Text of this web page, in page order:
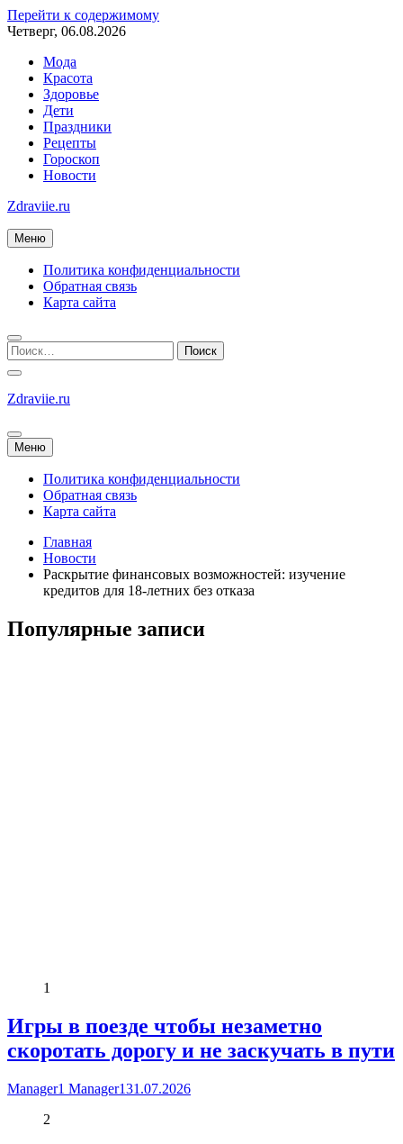
Перейти к содержимому
Четверг, 06.08.2026
Мода
Красота
Здоровье
Дети
Праздники
Рецепты
Гороскоп
Новости
Zdraviie.ru
Меню
Политика конфиденциальности
Обратная связь
Карта сайта
Zdraviie.ru
Меню
Политика конфиденциальности
Обратная связь
Карта сайта
Главная
Новости
Раскрытие финансовых возможностей: изучение
кредитов для 18-летних без отказа
Популярные записи
1
Игры в поезде чтобы незаметно
скоротать дорогу и не заскучать в пути
Manager1 Manager131.07.2026
2